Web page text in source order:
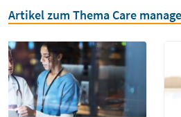
Artikel zum Thema Care